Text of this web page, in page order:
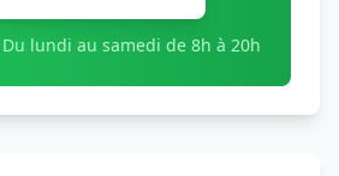
lundi au samedi de 8h à 20h